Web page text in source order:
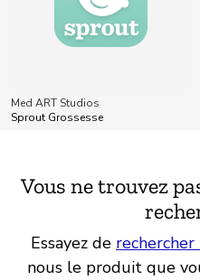
Med ART Studios
Sprout Grossesse
Vous ne trouvez
Essayez de
nous le produit que